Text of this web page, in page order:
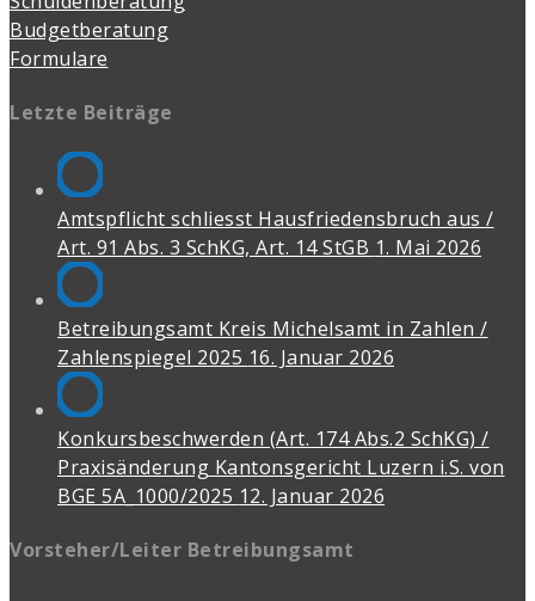
Budgetberatung
Formulare
Letzte Beiträge
Amtspflicht schliesst Hausfriedensbruch aus /
Art. 91 Abs. 3 SchKG, Art. 14 StGB 1. Mai 2026
Betreibungsamt Kreis Michelsamt in Zahlen /
Zahlenspiegel 2025 16. Januar 2026
Konkursbeschwerden (Art. 174 Abs.2 SchKG) /
Praxisänderung Kantonsgericht Luzern i.S. von
BGE 5A_1000/2025 12. Januar 2026
Vorsteher/Leiter Betreibungsamt